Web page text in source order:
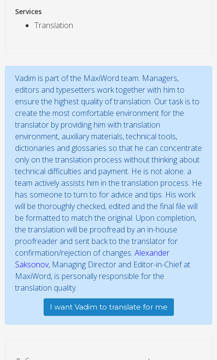
Services
Translation
Vadim is part of the MaxiWord team. Managers,
editors and typesetters work together with him to
ensure the highest quality of translation. Our task is to
create the most comfortable environment for the
translator by providing him with translation
environment, auxiliary materials, technical tools,
dictionaries and glossaries so that he can concentrate
only on the translation process without thinking about
technical difficulties and payment. He is not alone: a
team actively assists him in the translation process. He
has someone to turn to for advice and tips. His work
will be thoroughly checked, edited and the final file will
be formatted to match the original. Upon completion,
the translation will be proofread by an in-house
proofreader and sent back to the translator for
confirmation/rejection of changes. Alexander
Saksonov, Managing Director and Editor-in-Chief at
MaxiWord, is personally responsible for the
translation quality.
I want Vadim to translate for me